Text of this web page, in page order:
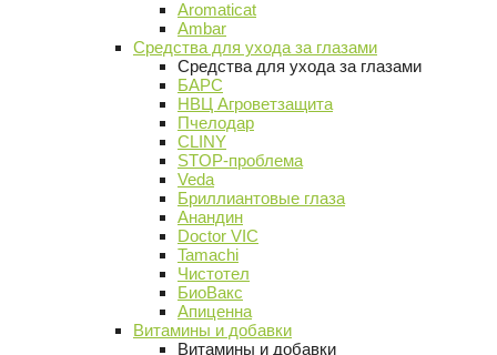
Aromaticat
Ambar
Средства для ухода за глазами
Средства для ухода за глазами
БАРС
НВЦ Агроветзащита
Пчелодар
CLINY
STOP-проблема
Veda
Бриллиантовые глаза
Анандин
Doctor VIC
Tamachi
Чистотел
БиоВакс
Апиценна
Витамины и добавки
Витамины и добавки